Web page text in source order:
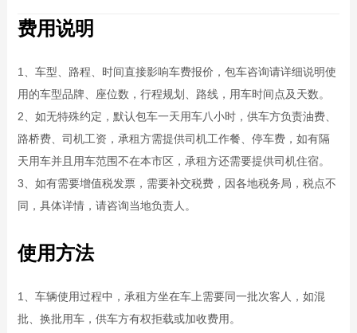
费用说明
1、车型、路程、时间直接影响车费报价，包车咨询请详细说明使
用的车型品牌、座位数，行程规划、路线，用车时间点及天数。
2、如无特殊约定，默认包车一天用车八小时，供车方负责油费、
路桥费、司机工资，承租方需提供司机工作餐、停车费，如有隔
天用车并且用车范围不在本市区，承租方还需要提供司机住宿。
3、如有需要增值税发票，需要补交税费，因各地税务局，税点不
同，具体详情，请咨询当地负责人。
使用方法
1、车辆使用过程中，承租方坐在车上需要同一批次客人，如混
批、换批用车，供车方有权拒载或加收费用。